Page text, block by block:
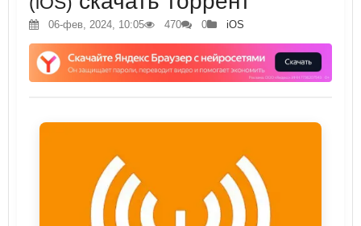
06-фев, 2024, 10:05 470 0 iOS